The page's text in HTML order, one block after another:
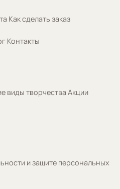
Как сделать заказ
Контакты
виды творчества Акции
и защите персональных